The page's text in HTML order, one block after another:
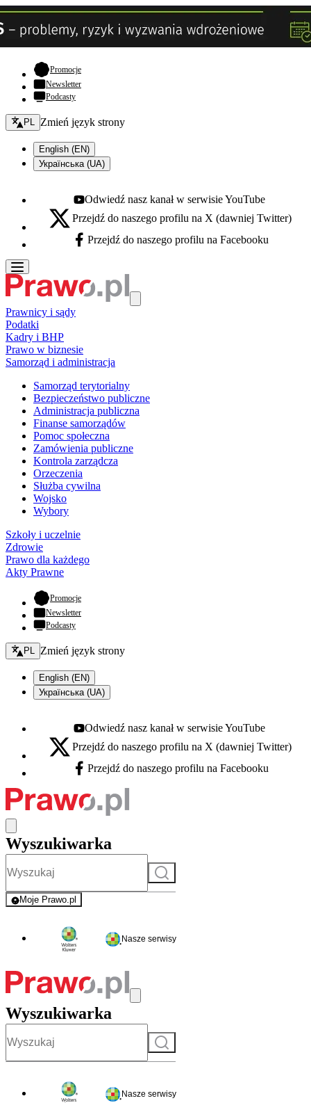
Promocje- otwiera się w nowej karcie
Newsletter
Podcasty
Zmień język - bieżący:
PL Zmień język strony
English (EN)
Українська (UA)
Youtube - otwiera się w nowej karcie
Odwiedź nasz kanał w serwisie YouTube
X - otwiera się w nowej karcie
Przejdź do naszego profilu na X (dawniej Twitter)
Facebook - otwiera się w nowej karcie
Przejdź do naszego profilu na Facebooku
Prawnicy i sądy
Podatki
Kadry i BHP
Prawo w biznesie
Samorząd i administracja
Samorząd terytorialny
Bezpieczeństwo publiczne
Administracja publiczna
Finanse samorządów
Pomoc społeczna
Zamówienia publiczne
Kontrola zarządcza
Orzeczenia
Służba cywilna
Wojsko
Wybory
Szkoły i uczelnie
Zdrowie
Prawo dla każdego
Akty Prawne
Promocje- otwiera się w nowej karcie
Newsletter
Podcasty
Zmień język - bieżący:
PL Zmień język strony
English (EN)
Українська (UA)
Youtube - otwiera się w nowej karcie
Odwiedź nasz kanał w serwisie YouTube
X - otwiera się w nowej karcie
Przejdź do naszego profilu na X (dawniej Twitter)
Facebook - otwiera się w nowej karcie
Przejdź do naszego profilu na Facebooku
Wyszukiwarka
Szukaj
Moje Prawo.pl
- rejestracja i logowanie do serwisu
Nasze serwisy
Wyszukiwarka
Szukaj
Nasze serwisy